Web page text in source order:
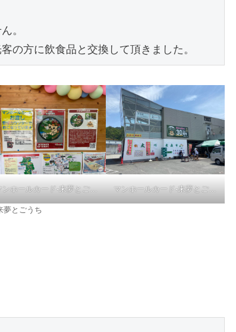
。
の方に飲食品と交換して頂きました。
マンホールカード-来夢とごうち マンホールカード-来夢とごうち
夢とごうち